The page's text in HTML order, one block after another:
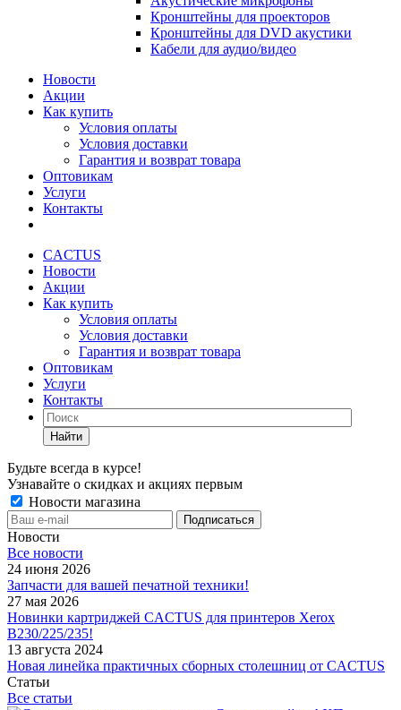
Кронштейны для проекторов
Кронштейны для DVD акустики
Кабели для аудио/видео
Новости
Акции
Как купить
Условия оплаты
Условия доставки
Гарантия и возврат товара
Оптовикам
Услуги
Контакты
CACTUS
Новости
Акции
Как купить
Условия оплаты
Условия доставки
Гарантия и возврат товара
Оптовикам
Услуги
Контакты
Найти
Будьте всегда в курсе!
Узнавайте о скидках и акциях первым
Новости магазина
Новости
Все новости
24 июня 2026
Запчасти для вашей печатной техники!
27 мая 2026
Новинки картриджей CACTUS для принтеров Xerox
B230/225/235!
13 августа 2024
Новая линейка практичных сборных столешниц от CACTUS
Статьи
Все статьи